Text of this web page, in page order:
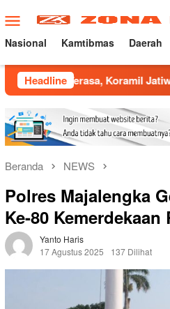
ke
konten
Menu
Mobile
Nasional Kamtibmas Daerah
Headline
Koramil Jatiwangi
Beranda NEWS
Polres Majalengka
Ke-80 Kemerdekaan
Yanto Haris
17 Agustus 2025
137 Dilihat